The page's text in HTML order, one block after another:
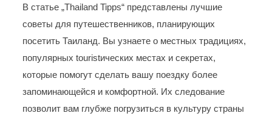
В статье „Thailand Tipps“ представлены лучшие
советы для путешественников, планирующих
посетить Таиланд. Вы узнаете о местных традициях,
популярных touristических местах и секретах,
которые помогут сделать вашу поездку более
запоминающейся и комфортной. Их следование
позволит вам глубже погрузиться в культуру страны